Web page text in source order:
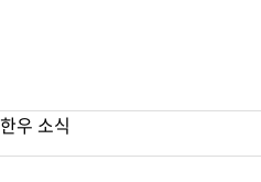
한우 소식